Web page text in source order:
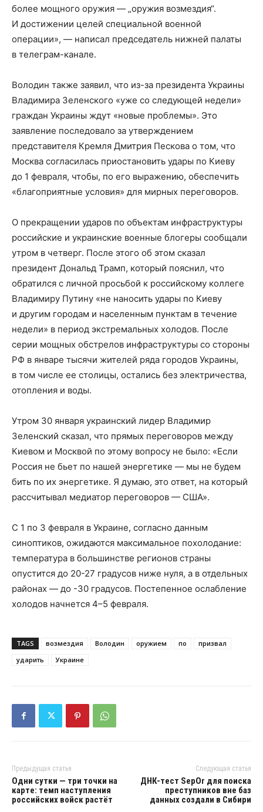
более мощного оружия — „оружия возмездия“.
И достижении целей специальной военной
операции», — написал председатель нижней палаты
в телеграм-канале.
Володин также заявил, что из-за президента Украины
Владимира Зеленского «уже со следующей недели»
граждан Украины ждут «новые проблемы». Это
заявление последовало за утверждением
представителя Кремля Дмитрия Пескова о том, что
Москва согласилась приостановить удары по Киеву
до 1 февраля, чтобы, по его выражению, обеспечить
«благоприятные условия» для мирных переговоров.
О прекращении ударов по объектам инфраструктуры
российские и украинские военные блогеры сообщали
утром в четверг. После этого об этом сказал
президент Дональд Трамп, который пояснил, что
обратился с личной просьбой к российскому коллеге
Владимиру Путину «не наносить удары по Киеву
и другим городам и населенным пунктам в течение
недели» в период экстремальных холодов. После
серии мощных обстрелов инфраструктуры со стороны
РФ в январе тысячи жителей ряда городов Украины,
в том числе ее столицы, остались без электричества,
отопления и воды.
Утром 30 января украинский лидер Владимир
Зеленский сказал, что прямых переговоров между
Киевом и Москвой по этому вопросу не было: «Если
Россия не бьет по нашей энергетике — мы не будем
бить по их энергетике. Я думаю, это ответ, на который
рассчитывал медиатор переговоров — США».
С 1 по 3 февраля в Украине, согласно данным
синоптиков, ожидаются максимальное похолодание:
температура в большинстве регионов страны
опустится до 20-27 градусов ниже нуля, а в отдельных
районах — до -30 градусов. Постепенное ослабление
холодов начнется 4–5 февраля.
TAGS возмездия Володин оружием по
призвал
ударить
Украине
Предыдущая статья
Одни сутки — три точки на
карте: темп наступления
российских войск растёт
Следующая статья
ДНК-тест SepOr для поиска
преступников вне баз
данных создали в Сибири